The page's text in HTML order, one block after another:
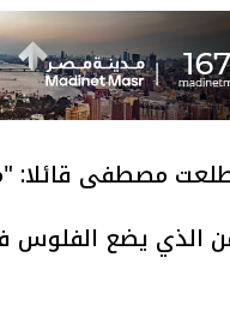
مصطفى قائلا:
الذي يضع